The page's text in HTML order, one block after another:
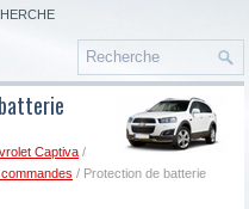
Captiva /
/ Protection de batterie